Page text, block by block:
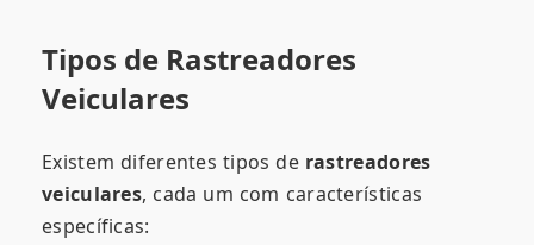
Tipos de Rastreadores
Veiculares
Existem diferentes tipos de rastreadores
veiculares, cada um com características
específicas: